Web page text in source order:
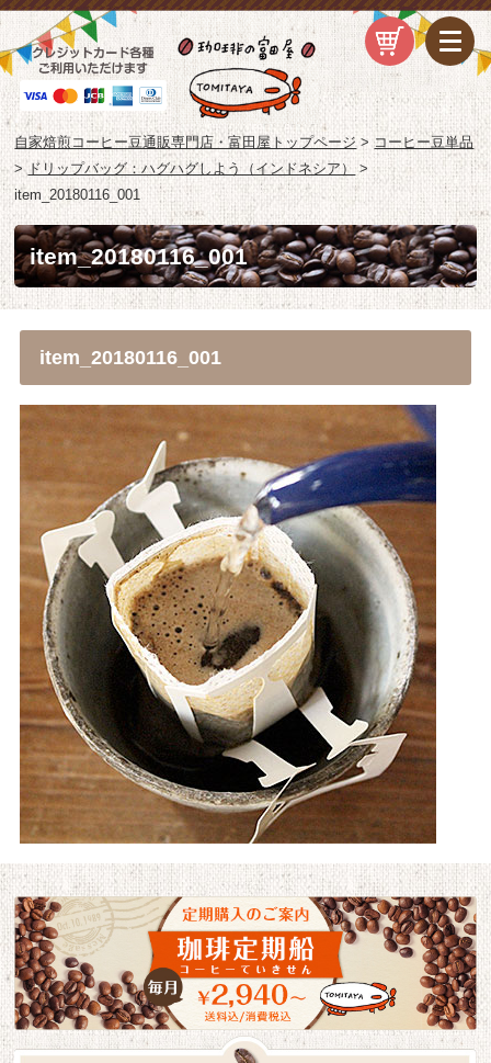
自家焙煎コーヒー豆通販専門店・富田屋トップページ>コーヒー豆単品
> ドリップバッグ：ハグハグしよう（インドネシア）>
item_20180116_001
item_20180116_001
item_20180116_001